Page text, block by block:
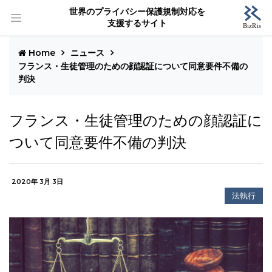
世界のプライバシー保護規制対応を
支援するサイト
Home
ニュース
フランス・生徒管理のための顔認証について同意要件不備の
判決
フランス・生徒管理のための顔認証に
ついて同意要件不備の判決
2020年 3月 3日
法執行